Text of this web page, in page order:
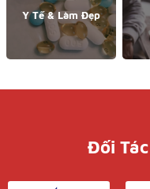
Y Tế & Làm Đẹp
Đối